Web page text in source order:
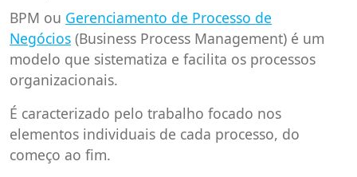
BPM ou Gerenciamento de Processo de
Negócios (Business Process Management) é um
modelo que sistematiza e facilita os processos
organizacionais.
É caracterizado pelo trabalho focado nos
elementos individuais de cada processo, do
começo ao fim.